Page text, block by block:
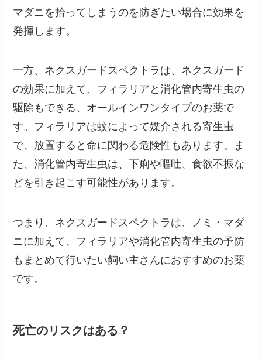
マダニを拾ってしまうのを防ぎたい場合に効果を
発揮します。
一方、ネクスガードスペクトラは、ネクスガード
の効果に加えて、フィラリアと消化管内寄生虫の
駆除もできる、オールインワンタイプのお薬で
す。フィラリアは蚊によって媒介される寄生虫
で、放置すると命に関わる危険性もあります。ま
た、消化管内寄生虫は、下痢や嘔吐、食欲不振な
どを引き起こす可能性があります。
つまり、ネクスガードスペクトラは、ノミ・マダ
ニに加えて、フィラリアや消化管内寄生虫の予防
もまとめて行いたい飼い主さんにおすすめのお薬
です。
死亡のリスクはある？